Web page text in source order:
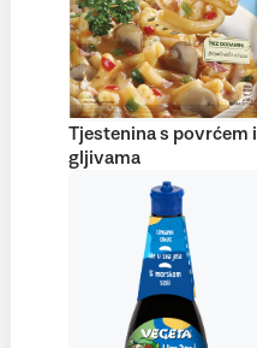
Tjestenina s povrćem i
gljivama